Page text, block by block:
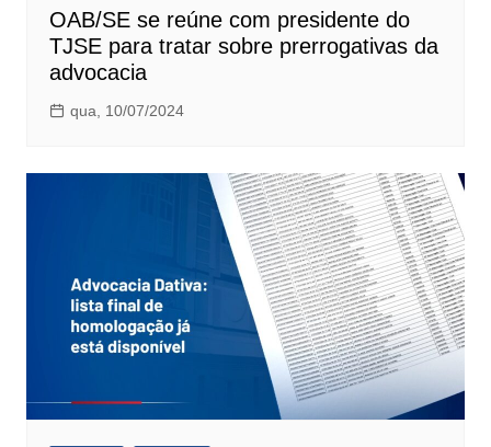
OAB/SE se reúne com presidente do
TJSE para tratar sobre prerrogativas da
advocacia
qua, 10/07/2024